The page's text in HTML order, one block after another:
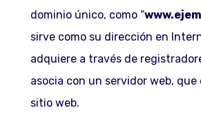
dominio único, como “
sirve como su dirección en
adquiere a través de
asocia con un servidor web, que
sitio web.